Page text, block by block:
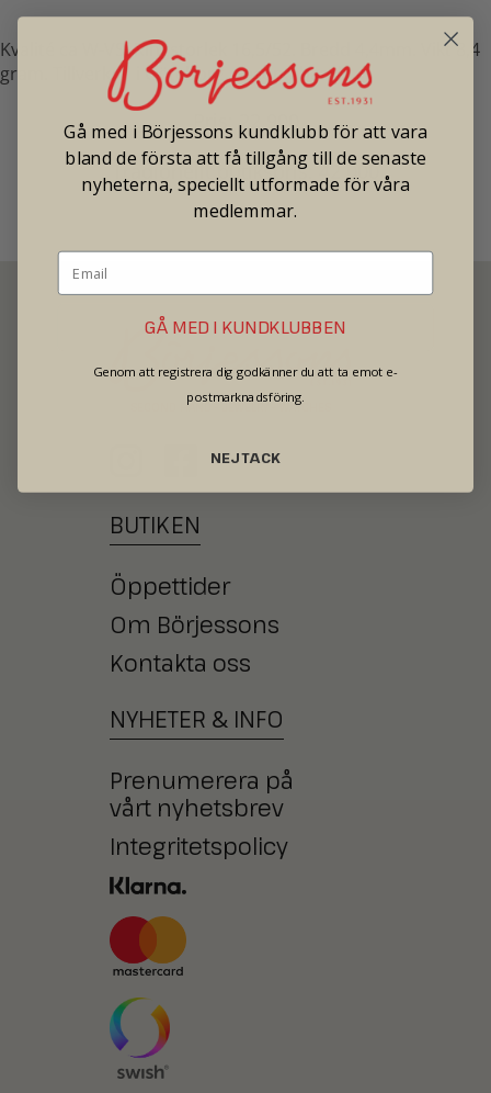
Kvalité ca W-VS. Ringstorlek 16,5/52. Bredd 4,4mm. Vikt 8,4
gram. Tillverkad i Göteborg. Second hand.
Pris: 22 900
Tradionellt butikspris: 42 000
SECOND HAND - JEWELRY - WATCHES
BUTIKEN
Öppettider
Om Börjessons
Kontakta oss
NYHETER & INFO
Prenumerera på
vårt nyhetsbrev
Integritetspolicy
Gå med i Börjessons kundklubb för att vara
bland de första att få tillgång till de senaste
nyheterna, speciellt utformade för våra
medlemmar.
GÅ MED I KUNDKLUBBEN
Genom att registrera dig godkänner du att ta emot e-
postmarknadsföring.
NEJ TACK